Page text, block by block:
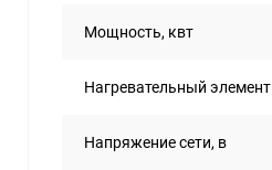
Мощность, квт
Нагревательный элемент
Напряжение сети, в